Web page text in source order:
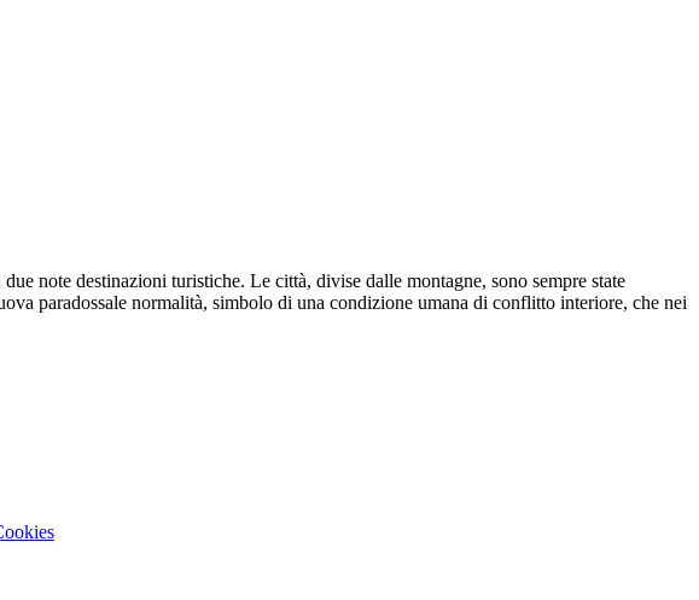
note destinazioni turistiche. Le città, divise dalle montagne, sono sempre state
paradossale normalità, simbolo di una condizione umana di conflitto interiore, che nei